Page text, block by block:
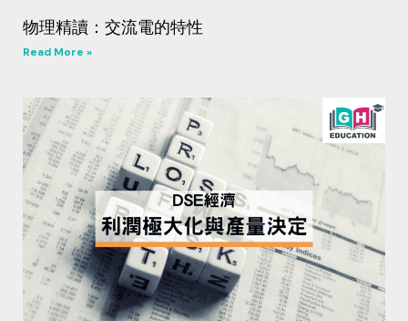
物理精讀：交流電的特性
Read More »